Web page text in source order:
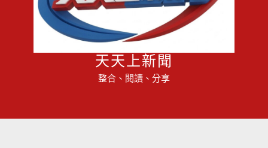
天天上新聞
整合、閱讀、分享